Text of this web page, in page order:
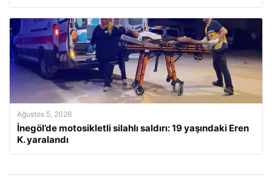
Ağustos 5, 2026
İnegöl’de motosikletli silahlı saldırı: 19 yaşındaki Eren
K. yaralandı